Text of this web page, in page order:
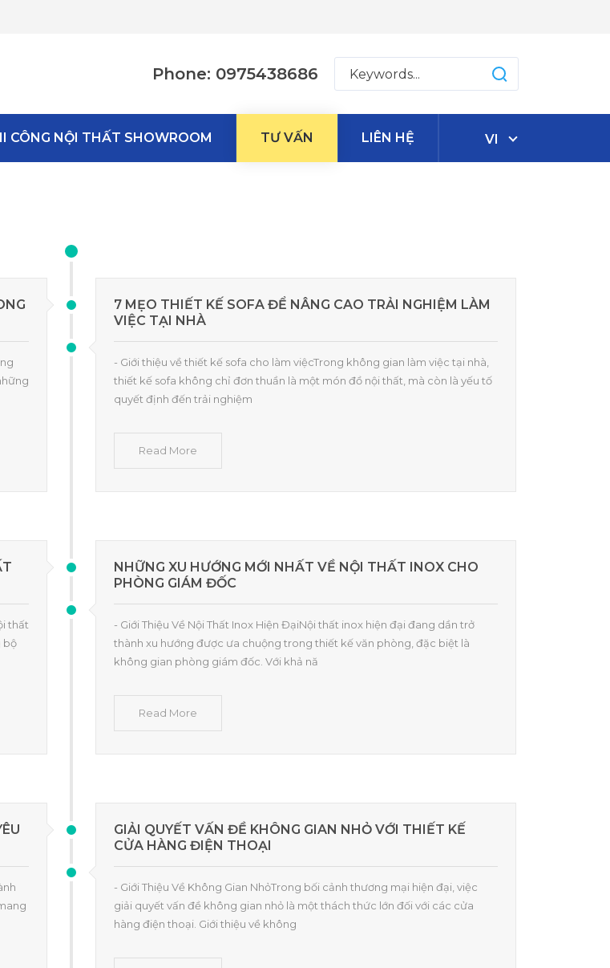
Phone: 0975438686
CÔNG NỘI THẤT SHOWROOM TƯ VẤN LIÊN HỆ VI
7 MẸO THIẾT KẾ SOFA ĐỂ NÂNG CAO TRẢI NGHIỆM LÀM
VIỆC TẠI NHÀ
- Giới thiệu về thiết kế sofa cho làm việcTrong không gian làm việc tại nhà,
thiết kế sofa không chỉ đơn thuần là một món đồ nội thất, mà còn là yếu tố
quyết định đến trải nghiệm
Read More
thất
bộ
NHỮNG XU HƯỚNG MỚI NHẤT VỀ NỘI THẤT INOX CHO
PHÒNG GIÁM ĐỐC
- Giới Thiệu Về Nội Thất Inox Hiện ĐạiNội thất inox hiện đại đang dần trở
thành xu hướng được ưa chuộng trong thiết kế văn phòng, đặc biệt là
không gian phòng giám đốc. Với khả nă
Read More
GIẢI QUYẾT VẤN ĐỀ KHÔNG GIAN NHỎ VỚI THIẾT KẾ
CỬA HÀNG ĐIỆN THOẠI
- Giới Thiệu Về Không Gian NhỏTrong bối cảnh thương mại hiện đại, việc
giải quyết vấn đề không gian nhỏ là một thách thức lớn đối với các cửa
hàng điện thoại. Giới thiệu về không